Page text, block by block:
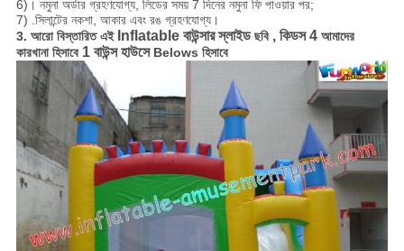
6)। নমুনা অর্ডার গ্রহণযোগ্য, লিডের সময় 7 দিনের নমুনা ফি পাওয়ার পর;
7) .সিলান্টের নকশা, আকার এবং রঙ গ্রহণযোগ্য।
3. আরো বিস্তারিত এই Inflatable বাউন্সার স্লাইডছবি , কিডস 4আমাদের
কারখানা হিসাবে 1 বাউন্স হাউসেBelows হিসাবে